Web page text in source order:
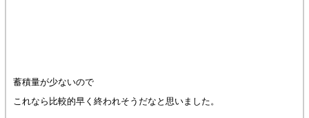
蓄積量が少ないので
これなら比較的早く終われそうだなと思いました。